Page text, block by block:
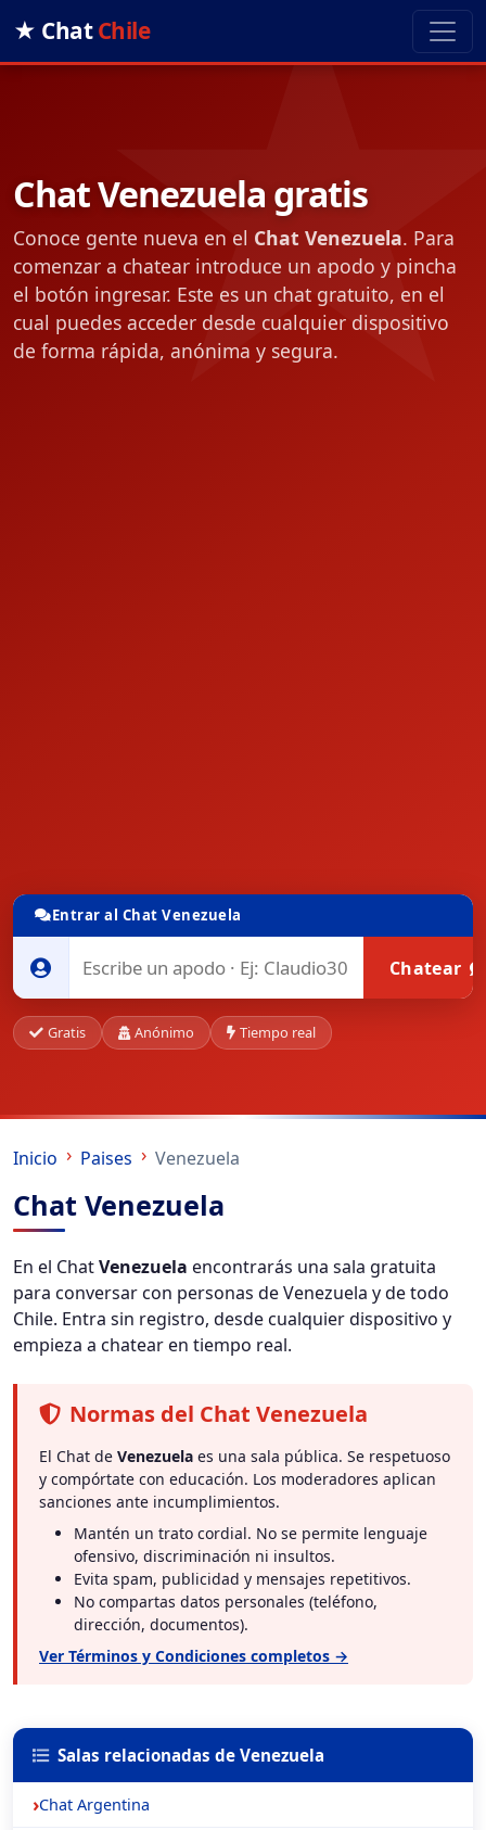
★ ChatChile
Chat Venezuela gratis
Conoce gente nueva en el Chat Venezuela. Para
comenzar a chatear introduce un apodo y pincha
el botón ingresar. Este es un chat gratuito, en el
cual puedes acceder desde cualquier dispositivo
de forma rápida, anónima y segura.
Entrar al Chat Venezuela
Chatear
Gratis Anónimo Tiempo real
Inicio Paises Venezuela
Chat Venezuela
En el ChatVenezuela encontrarás una sala gratuita
para conversar con personas de Venezuela y de todo
Chile. Entra sin registro, desde cualquier dispositivo y
empieza a chatear en tiempo real.
Normas del Chat Venezuela
El Chat de Venezuela es una sala pública. Se respetuoso
y compórtate con educación. Los moderadores aplican
sanciones ante incumplimientos.
Mantén un trato cordial. No se permite lenguaje
ofensivo, discriminación ni insultos.
Evita spam, publicidad y mensajes repetitivos.
No compartas datos personales (teléfono,
dirección, documentos).
Ver Términos y Condiciones completos →
Salas relacionadas de Venezuela
Chat Argentina